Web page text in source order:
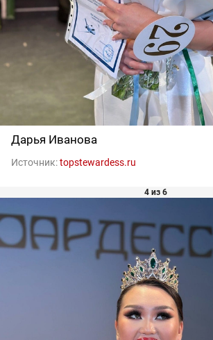
Дарья Иванова
Источник:topstewardess.ru
4 из 6